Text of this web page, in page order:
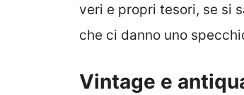
veri e propri tesori, se si
che ci danno uno
Vintage e